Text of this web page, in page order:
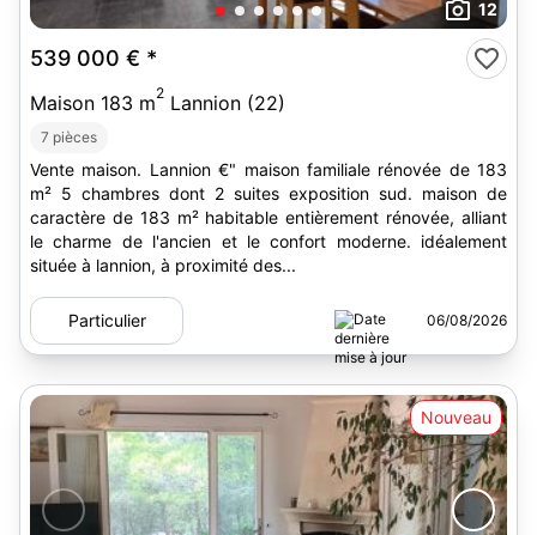
12
539 000 € *
Maison 183 m2 Lannion (22)
7 pièces
Vente maison. Lannion €" maison familiale rénovée de 183
m² 5 chambres dont 2 suites exposition sud. maison de
caractère de 183 m² habitable entièrement rénovée, alliant
le charme de l'ancien et le confort moderne. idéalement
située à lannion, à proximité des...
Particulier 06/08/2026
Nouveau